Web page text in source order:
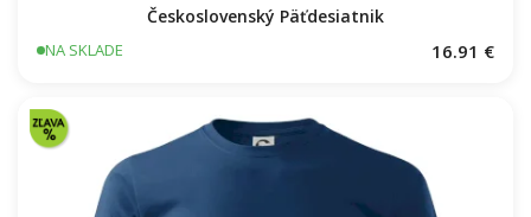
Československý Päťdesiatnik
NA SKLADE 16.91 €